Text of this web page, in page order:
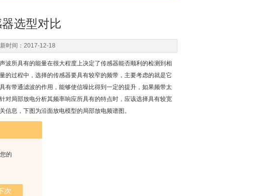
的
选型对比
时间：2017-12-18
波所具有的能量在很大程度上决定了传感器能否顺利的检测到相
的过程中，选择的传感器要具有较窄的频带，主要考虑的就是它
有带通滤波的作用，能够使信噪比得到一定的提升，如果频带太
对局部放电分析其频率响应所具有的特点时，应该选择具有较宽
息，下图为沿面放电模型的局部放电频谱图。